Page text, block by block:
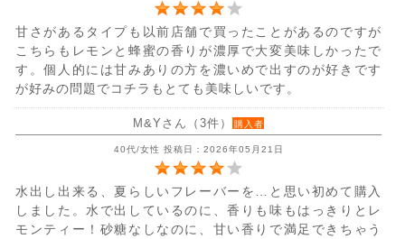
甘さがあるタイプも以前店舗で買ったことがあるのですが
こちらもレモンと蜂蜜の香りが濃厚で大変美味しかったで
す。個人的には甘みありの方を濃いめで出すのが好きです
が好みの問題でコチラもとても美味しいです。
M&Yさん（3件） 購入者
40代/女性 投稿日：2026年05月21日
水出し出来る、夏らしいフレーバーを…と思い初めて購入
しました。水で出しているのに、香りも味もはっきりとレ
モンティー！砂糖なしなのに、甘い香りで満足できちゃう